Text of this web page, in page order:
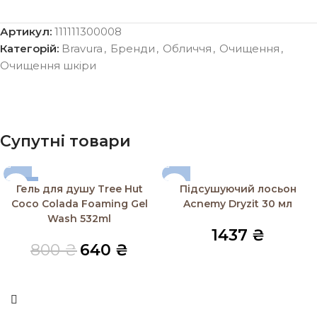
Артикул: 111111300008
Категорій: Bravura , Бренди , Обличчя , Очищення ,
Очищення шкіри
Супутні товари
-20%
Гель для душу Tree Hut
Coco Colada Foaming Gel
Wash 532ml
800₴640 ₴
Підсушуючий лосьон
Acnemy Dryzit 30 мл
1437 ₴